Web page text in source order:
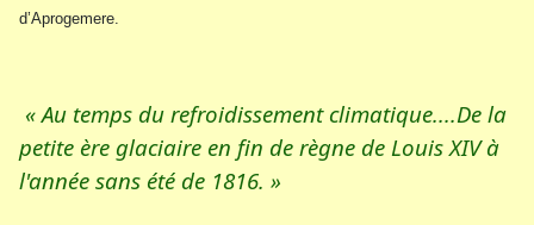
d’Aprogemere.
« Au temps du refroidissement climatique....De la
petite ère glaciaire en fin de règne de Louis XIV à
l'année sans été de 1816. »